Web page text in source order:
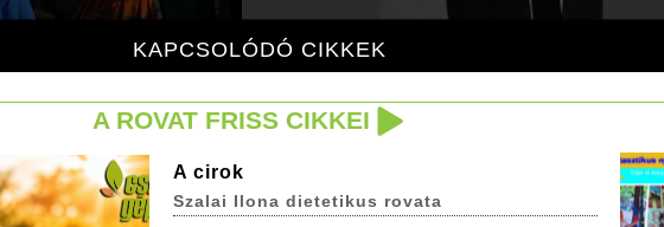
KAPCSOLÓDÓ CIKKEK
A ROVAT FRISS CIKKEI
A cirok
Szalai Ilona dietetikus rovata